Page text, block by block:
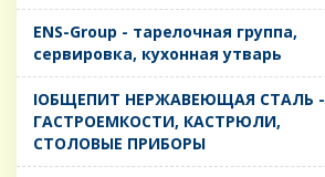
ENS-Group - тарелочная группа,
сервировка, кухонная утварь
IОБЩЕПИТ НЕРЖАВЕЮЩАЯ СТАЛЬ -
ГАСТРОЕМКОСТИ, КАСТРЮЛИ,
СТОЛОВЫЕ ПРИБОРЫ